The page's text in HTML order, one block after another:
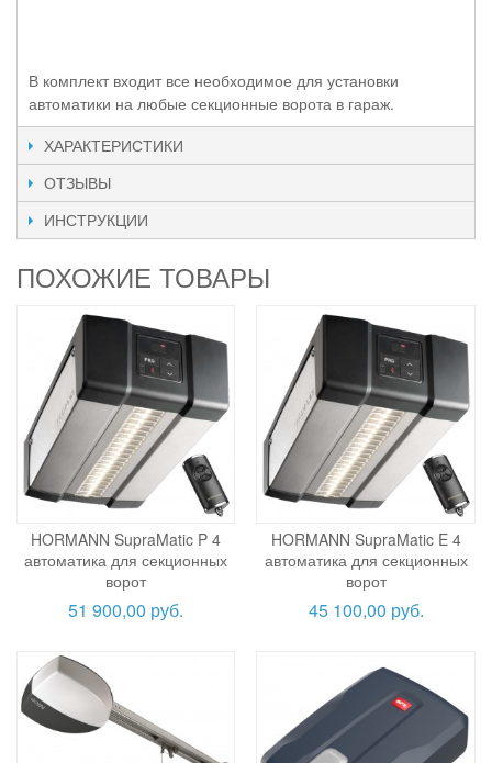
В комплект входит все необходимое для установки
автоматики на любые секционные ворота в гараж.
ХАРАКТЕРИСТИКИ
ОТЗЫВЫ
ИНСТРУКЦИИ
ПОХОЖИЕ ТОВАРЫ
HORMANN SupraMatic P 4
автоматика для секционных
ворот
51 900,00 руб.
HORMANN SupraMatic E 4
автоматика для секционных
ворот
45 100,00 руб.